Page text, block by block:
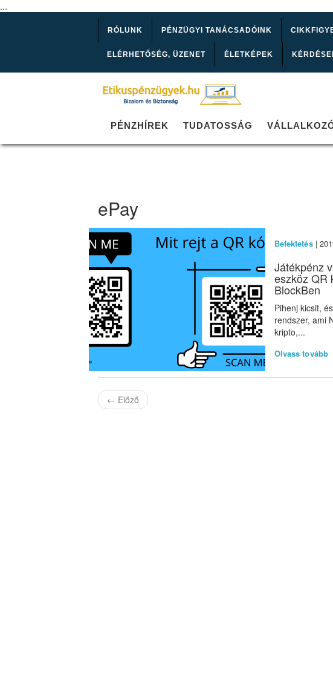
...
RÓLUNK PÉNZÜGYI TANÁCSADÓINK
ELÉRHETŐSÉG, ÜZENET ÉLETKÉPEK
PÉNZHÍREK TUDATOSSÁG
ePay
Befektetés|
Játékpénz
eszköz QR
BlockBen
Pihenj kicsit,
rendszer, ami
kripto,...
Olvass tovább
← Előző